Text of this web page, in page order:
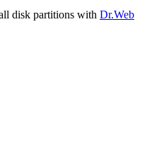
disk partitions with Dr.Web